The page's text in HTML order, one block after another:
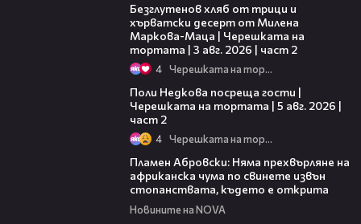
Безглутенов хляб от трици и
хърватски десерт от Милена
Маркова-Маца | Черешката на
тортата | 3 авг. 2026 | част 2
4 Черешката на тортата
Поли Недкова посреща гости |
Черешката на тортата | 5 авг. 2026 |
част 2
4 Черешката на тортата
Пламен Абровски: Няма прехвърляне на
африканска чума по свинете извън
стопанствата, където е открита
Новините на NOVA